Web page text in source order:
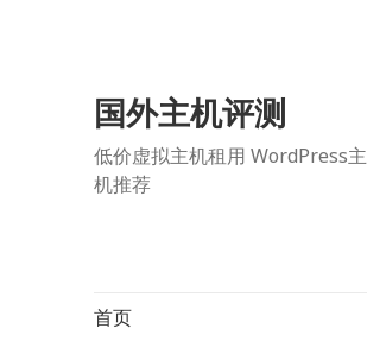
国外主机评测
低价虚拟主机租用 WordPress主
机推荐
首页